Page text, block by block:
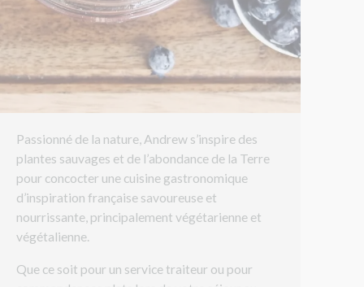
Passionné de la nature, Andrew s’inspire des
plantes sauvages et de l’abondance de la Terre
pour concocter une cuisine gastronomique
d’inspiration française savoureuse et
nourrissante, principalement végétarienne et
végétalienne.
Que ce soit pour un service traiteur ou pour